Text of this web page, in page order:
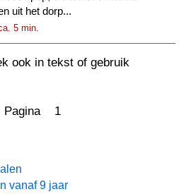
uit het dorp...
5 min.
ook in tekst of gebruik
Pagina 1
vanaf 9 jaar